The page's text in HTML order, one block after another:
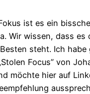
ist es ein
Wir wissen, dass es
steht. Ich habe
Focus” von
möchte hier auf